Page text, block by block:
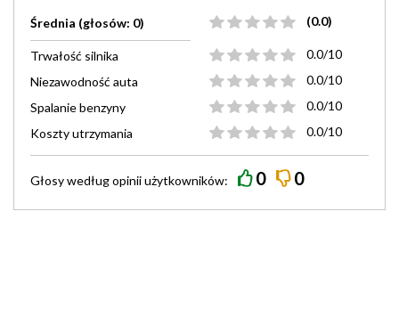
Średnia (głosów: 0) (0.0)
Trwałość silnika
0.0/10
Niezawodność auta
0.0/10
Spalanie benzyny
0.0/10
Koszty utrzymania
0.0/10
Głosy wedługopiniiużytkowników: 0 0